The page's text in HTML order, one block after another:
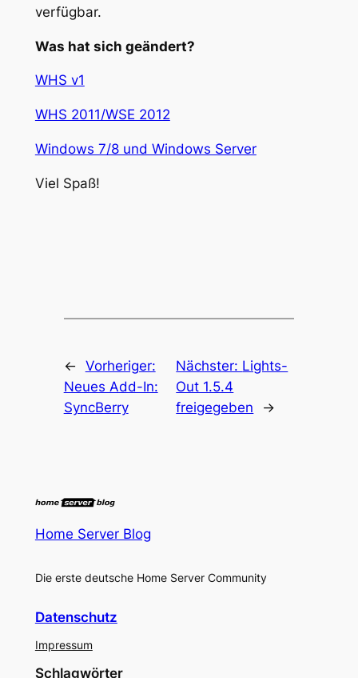
verfügbar.
Was hat sich geändert?
WHS v1
WHS 2011/WSE 2012
Windows 7/8 und Windows Server
Viel Spaß!
← Vorheriger:
Neues Add-In:
SyncBerry
Nächster: Lights-
Out 1.5.4
freigegeben
→
Home Server Blog
Die erste deutsche Home Server Community
Datenschutz
Impressum
Schlagwörter